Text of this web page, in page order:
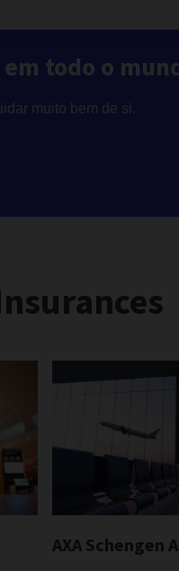
todo o
muito bem de si.
AXA Schengen